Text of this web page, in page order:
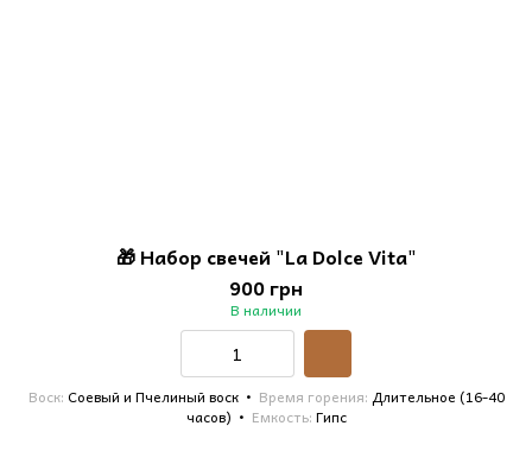
🎁 Набор свечей "La Dolce Vita"
900 грн
В наличии
Воск Соевый и Пчелиный воск Время горения Длительное (16-40
часов)
Емкость Гипс